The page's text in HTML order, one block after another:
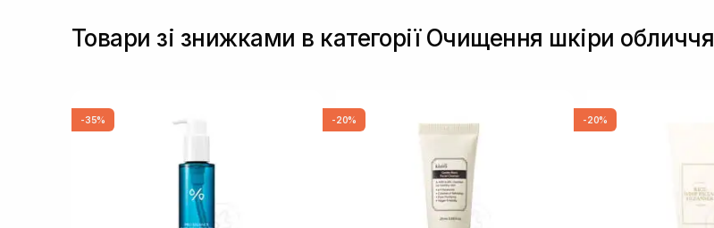
Товари зі знижками в категорії Очищення шкіри обличчя
-35% -20% -20%